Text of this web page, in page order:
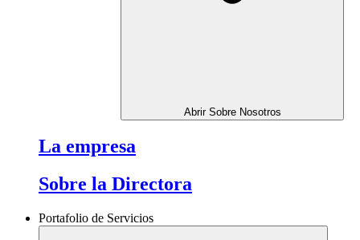
Abrir Sobre Nosotros
La empresa
Sobre la Directora
Portafolio de Servicios